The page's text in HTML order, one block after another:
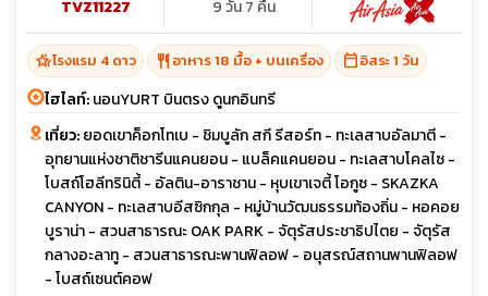
TVZ11227
9 วัน 7 คืน
hotel_classโรงแรม 4 ดาว restaurant อาหาร 18 มื้อ + บนเครื่อง calendar_todayอิสระ 1 วัน
ไฮไลท์:นอนYURT บินตรง ดูนกอินทรี
เที่ยว:ยอดเขาค็อกโทเบ - ชิมบูลัก สกี รีสอร์ท - ทะเลสาบอัลมาตี -
อุทยานแห่งชาติชารีนแคนยอน - แบล็คแคนยอน - ทะเลสาบโคลไซ -
โบสถ์โฮลีทรินิตี้ - อัลติน-อาราชาน - หุบเขาเจตี้ โอกูซ - SKAZKA
CANYON - ทะเลสาบอีสซิกกุล - หมู่บ้านวัฒนธรรมท้องถิ่น - หอคอย
บูราน่า - สวนสาธารณะ OAK PARK - จัตุรัสประชาธิปไตย - จัตุรัส
กลางอะลาทู - สวนสาธารณะพานฟิลอฟ - อนุสรณ์สถานพานฟิลอฟ
- โบสถ์เซนต์คอฟ